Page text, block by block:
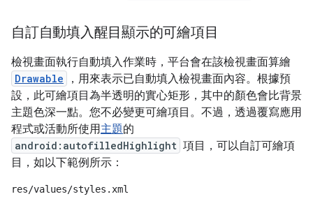
自訂自動填入醒目顯示的可繪項目
檢視畫面執行自動填入作業時，平台會在該檢視畫面算繪
Drawable
，用來表示已自動填入檢視畫面內容。根據預
設，此可繪項目為半透明的實心矩形，其中的顏色會比背景
主題色深一點。您不必變更可繪項目。不過，透過覆寫應用
程式或活動所使用主題的
android:autofilledHighlight 項目，可以自訂可繪項
目，如以下範例所示：
res/values/styles.xml